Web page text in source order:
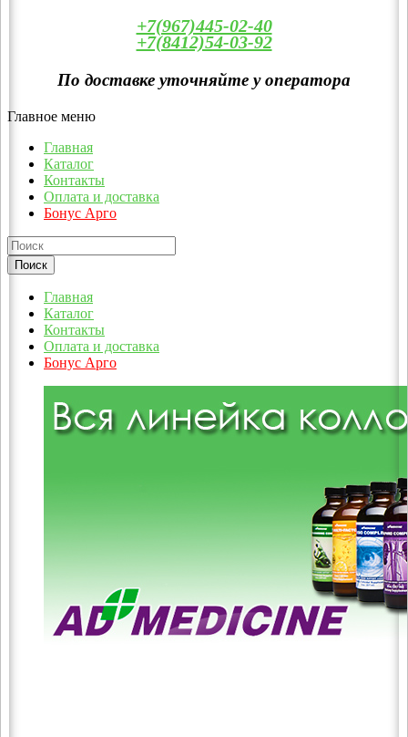
+7(967)445-02-40
+7(8412)54-03-92
По доставке уточняйте у оператора
Главное меню
Главная
Каталог
Контакты
Оплата и доставка
Бонус Арго
Главная
Каталог
Контакты
Оплата и доставка
Бонус Арго